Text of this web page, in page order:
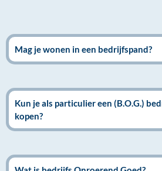
Mag je wonen in een bedrijfspand?
Kun je als particulier een (B.O.G.)
kopen?